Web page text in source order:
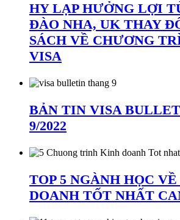
HY LẠP HƯỞNG LỢI
ĐÀO NHA, UK THAY
SÁCH VỀ CHƯƠNG
VISA
BẢN TIN VISA
9/2022
TOP 5 NGÀNH HỌC
DOANH TỐT NHẤT